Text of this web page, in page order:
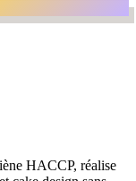
HACCP, réalise